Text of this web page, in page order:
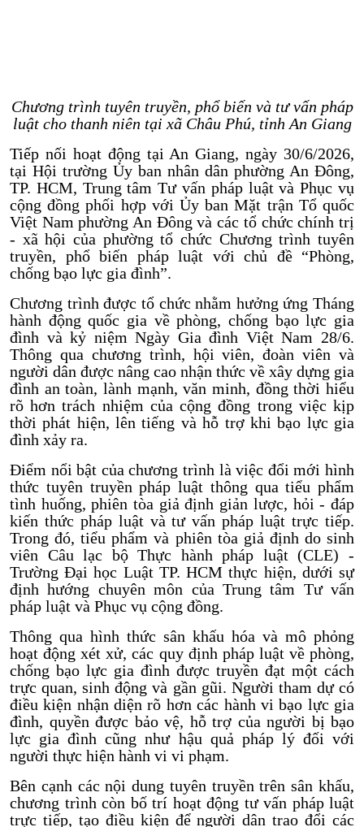
Chương trình tuyên truyền, phổ biến và tư vấn pháp
luật cho thanh niên tại xã Châu Phú, tỉnh An Giang
Tiếp nối hoạt động tại An Giang, ngày 30/6/2026,
tại Hội trường Ủy ban nhân dân phường An Đông,
TP. HCM, Trung tâm Tư vấn pháp luật và Phục vụ
cộng đồng phối hợp với Ủy ban Mặt trận Tổ quốc
Việt Nam phường An Đông và các tổ chức chính trị
- xã hội của phường tổ chức Chương trình tuyên
truyền, phổ biến pháp luật với chủ đề “Phòng,
chống bạo lực gia đình”.
Chương trình được tổ chức nhằm hưởng ứng Tháng
hành động quốc gia về phòng, chống bạo lực gia
đình và kỷ niệm Ngày Gia đình Việt Nam 28/6.
Thông qua chương trình, hội viên, đoàn viên và
người dân được nâng cao nhận thức về xây dựng gia
đình an toàn, lành mạnh, văn minh, đồng thời hiểu
rõ hơn trách nhiệm của cộng đồng trong việc kịp
thời phát hiện, lên tiếng và hỗ trợ khi bạo lực gia
đình xảy ra.
Điểm nổi bật của chương trình là việc đổi mới hình
thức tuyên truyền pháp luật thông qua tiểu phẩm
tình huống, phiên tòa giả định giản lược, hỏi - đáp
kiến thức pháp luật và tư vấn pháp luật trực tiếp.
Trong đó, tiểu phẩm và phiên tòa giả định do sinh
viên Câu lạc bộ Thực hành pháp luật (CLE) -
Trường Đại học Luật TP. HCM thực hiện, dưới sự
định hướng chuyên môn của Trung tâm Tư vấn
pháp luật và Phục vụ cộng đồng.
Thông qua hình thức sân khấu hóa và mô phỏng
hoạt động xét xử, các quy định pháp luật về phòng,
chống bạo lực gia đình được truyền đạt một cách
trực quan, sinh động và gần gũi. Người tham dự có
điều kiện nhận diện rõ hơn các hành vi bạo lực gia
đình, quyền được bảo vệ, hỗ trợ của người bị bạo
lực gia đình cũng như hậu quả pháp lý đối với
người thực hiện hành vi vi phạm.
Bên cạnh các nội dung tuyên truyền trên sân khấu,
chương trình còn bố trí hoạt động tư vấn pháp luật
trực tiếp, tạo điều kiện để người dân trao đổi các